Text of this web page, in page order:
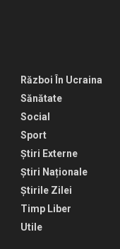
Război În Ucraina
Sănătate
Social
Sport
Știri Externe
Știri Naționale
Știrile Zilei
Timp Liber
Utile